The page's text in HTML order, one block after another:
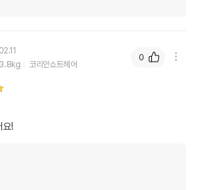
3.8kg 코리안쇼트헤어
요!
0